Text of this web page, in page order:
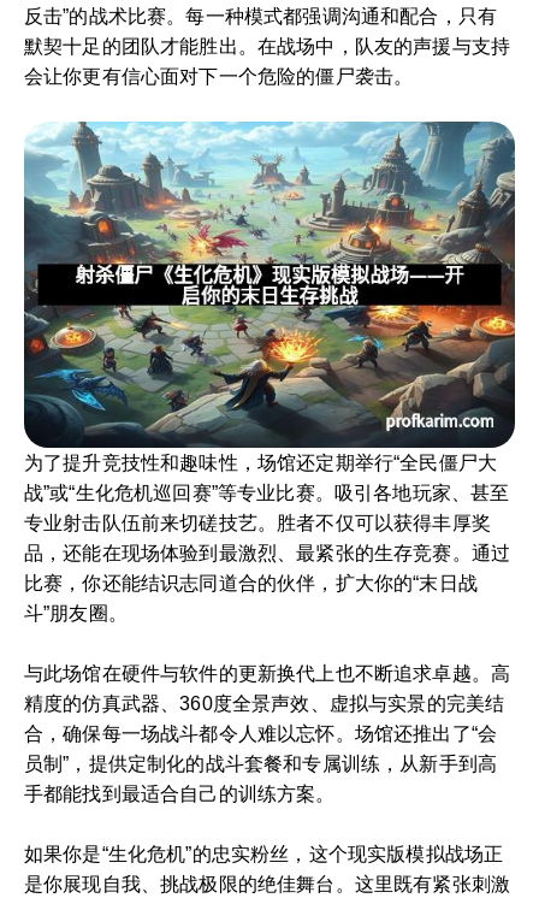
反击”的战术比赛。每一种模式都强调沟通和配合，只有
默契十足的团队才能胜出。在战场中，队友的声援与支持
会让你更有信心面对下一个危险的僵尸袭击。
为了提升竞技性和趣味性，场馆还定期举行“全民僵尸大
战”或“生化危机巡回赛”等专业比赛。吸引各地玩家、甚至
专业射击队伍前来切磋技艺。胜者不仅可以获得丰厚奖
品，还能在现场体验到最激烈、最紧张的生存竞赛。通过
比赛，你还能结识志同道合的伙伴，扩大你的“末日战
斗”朋友圈。
与此场馆在硬件与软件的更新换代上也不断追求卓越。高
精度的仿真武器、360度全景声效、虚拟与实景的完美结
合，确保每一场战斗都令人难以忘怀。场馆还推出了“会
员制”，提供定制化的战斗套餐和专属训练，从新手到高
手都能找到最适合自己的训练方案。
如果你是“生化危机”的忠实粉丝，这个现实版模拟战场正
是你展现自我、挑战极限的绝佳舞台。这里既有紧张刺激